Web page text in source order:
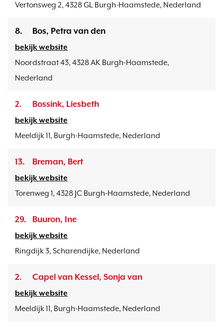
Vertonsweg 2, 4328 GL Burgh-Haamstede, Nederland
8. Bos, Petra van den
bekijk website
Noordstraat 43, 4328 AK Burgh-Haamstede,
Nederland
2. Bossink, Liesbeth
bekijk website
Meeldijk 11, Burgh-Haamstede, Nederland
13. Breman, Bert
bekijk website
Torenweg 1, 4328 JC Burgh-Haamstede, Nederland
29. Buuron, Ine
bekijk website
Ringdijk 3, Scharendijke, Nederland
2. Capel van Kessel, Sonja van
bekijk website
Meeldijk 11, Burgh-Haamstede, Nederland